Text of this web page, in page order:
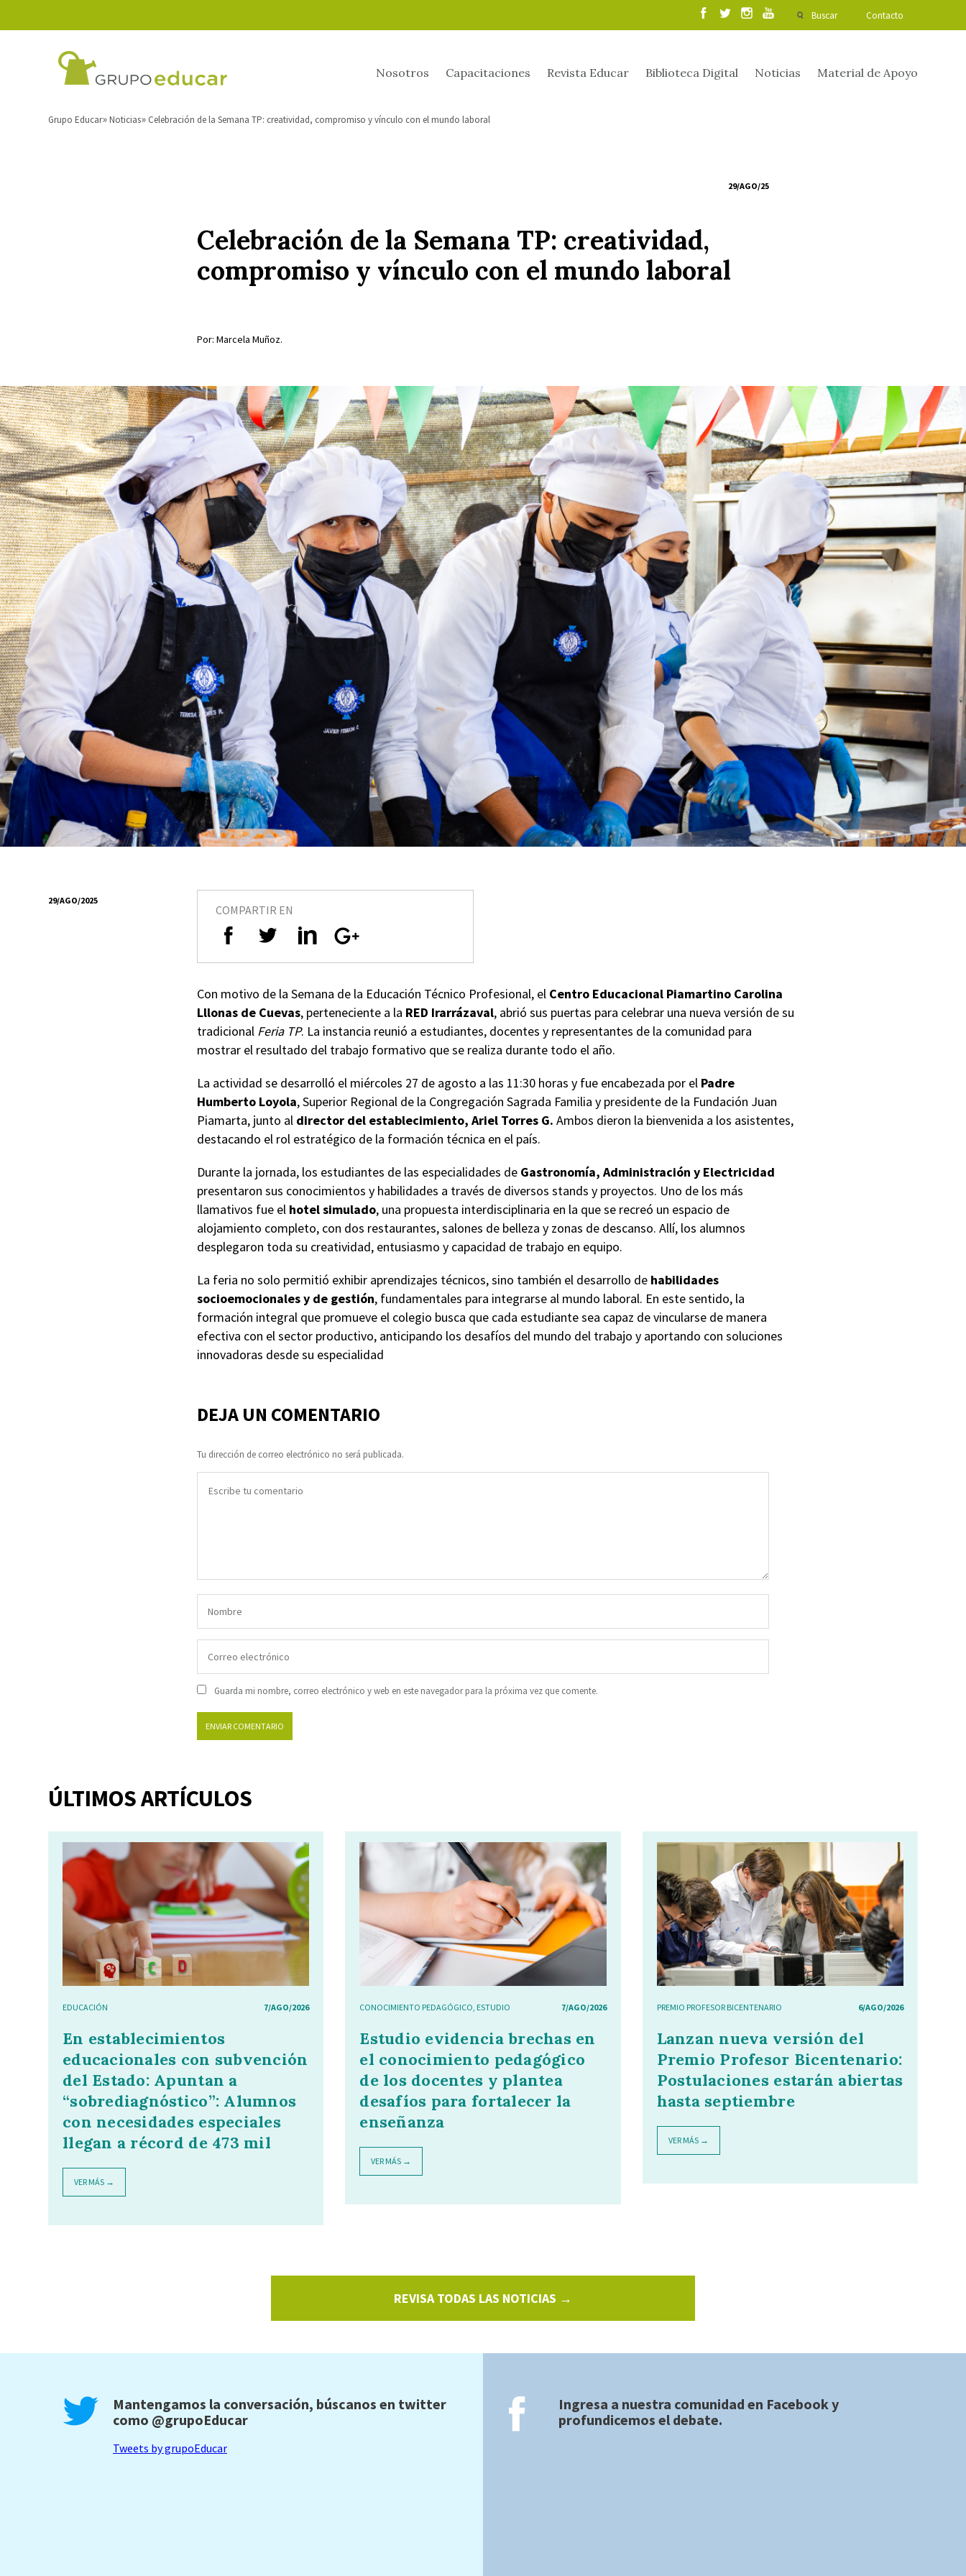
Buscar Contacto
Nosotros Capacitaciones Revista Educar Biblioteca Digital Noticias Material de Apoyo
Grupo Educar Noticias Celebración de la Semana TP: creatividad, compromiso y vínculo con el mundo laboral
29/AGO/25
Celebración de la Semana TP: creatividad,
compromiso y vínculo con el mundo laboral
Por: Marcela Muñoz.
29/AGO/2025
COMPARTIR EN
Con motivo de la Semana de la Educación Técnico Profesional, el Centro Educacional Piamartino Carolina
Lllonas de Cuevas, perteneciente a la RED Irarrázaval, abrió sus puertas para celebrar una nueva versión de su
tradicional Feria TP. La instancia reunió a estudiantes, docentes y representantes de la comunidad para
mostrar el resultado del trabajo formativo que se realiza durante todo el año.
La actividad se desarrolló el miércoles 27 de agosto a las 11:30 horas y fue encabezada por el Padre
Humberto Loyola, Superior Regional de la Congregación Sagrada Familia y presidente de la Fundación Juan
Piamarta, junto al director del establecimiento, Ariel Torres G. Ambos dieron la bienvenida a los asistentes,
destacando el rol estratégico de la formación técnica en el país.
Durante la jornada, los estudiantes de las especialidades de Gastronomía, Administración y Electricidad
presentaron sus conocimientos y habilidades a través de diversos stands y proyectos. Uno de los más
llamativos fue el hotel simulado, una propuesta interdisciplinaria en la que se recreó un espacio de
alojamiento completo, con dos restaurantes, salones de belleza y zonas de descanso. Allí, los alumnos
desplegaron toda su creatividad, entusiasmo y capacidad de trabajo en equipo.
La feria no solo permitió exhibir aprendizajes técnicos, sino también el desarrollo de habilidades
socioemocionales y de gestión, fundamentales para integrarse al mundo laboral. En este sentido, la
formación integral que promueve el colegio busca que cada estudiante sea capaz de vincularse de manera
efectiva con el sector productivo, anticipando los desafíos del mundo del trabajo y aportando con soluciones
innovadoras desde su especialidad
DEJA UN COMENTARIO
Tu dirección de correo electrónico no será publicada.
Guarda mi nombre, correo electrónico y web en este navegador para la próxima vez que comente.
ÚLTIMOS ARTÍCULOS
EDUCACIÓN 7/AGO/2026
En establecimientos
educacionales con subvención
del Estado: Apuntan a
“sobrediagnóstico”: Alumnos
con necesidades especiales
llegan a récord de 473 mil
VER MÁS →
CONOCIMIENTO PEDAGÓGICO ESTUDIO 7/AGO/2026
Estudio evidencia brechas en
el conocimiento pedagógico
de los docentes y plantea
desafíos para fortalecer la
enseñanza
VER MÁS →
PREMIO PROFESOR BICENTENARIO 6/AGO/2026
Lanzan nueva versión del
Premio Profesor Bicentenario:
Postulaciones estarán abiertas
hasta septiembre
VER MÁS →
REVISA TODAS LAS NOTICIAS →
Mantengamos la conversación, búscanos en twitter
como @grupoEducar
Tweets by grupoEducar
Ingresa a nuestra comunidad en Facebook y
profundicemos el debate.